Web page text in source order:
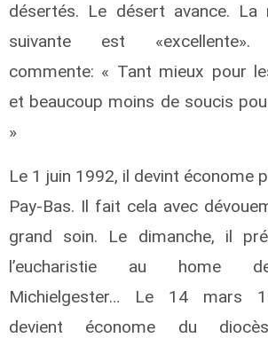
désertés. Le désert avance. La
suivante est «excellente».
commente: « Tant mieux pour
et beaucoup moins de soucis
»
Le 1 juin 1992, il devint économe
Pay-Bas. Il fait cela avec
grand soin. Le dimanche, il
l’eucharistie au home
Michielgester… Le 14 mars
devient économe du